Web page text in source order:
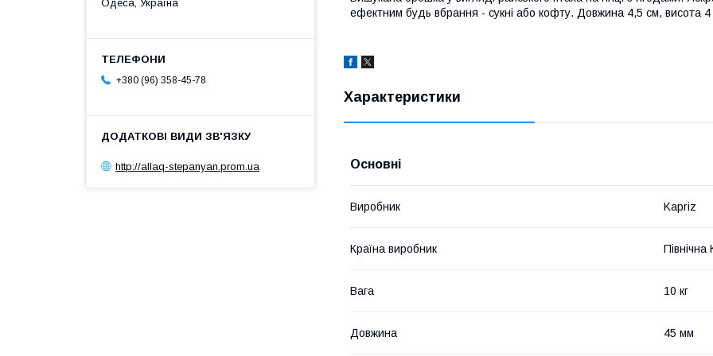
ефектним будь вбрання - сукні або кофту. Довжина 4,5 см, висота
Характеристики
Основні
Виробник Kapriz
Країна виробник Північна
Вага 10 кг
Довжина 45 мм
Одеса, Україна
+380 (96) 358-45-78
http://allaq-stepanyan.prom.ua